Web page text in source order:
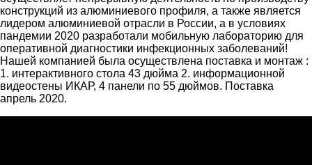
конструкций из алюминиевого профиля, а также является
лидером алюминиевой отрасли в России, а в условиях
пандемии 2020 разработали мобильную лабораторию для
оперативной диагностики инфекционных заболеваний!
Нашей компанией была осуществлена поставка и монтаж :
1. интерактивного стола 43 дюйма 2. информационной
видеостены ИКАР, 4 панели по 55 дюймов. Поставка
апрель 2020.